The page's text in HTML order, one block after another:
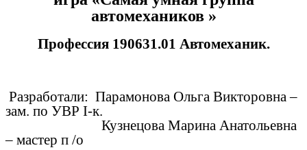
автомехаников »
Профессия 190631.01 Автомеханик.
Разработали: Парамонова Ольга Викторовна –
зам. по УВР I-к.
Кузнецова Марина Анатольевна
– мастер п /о